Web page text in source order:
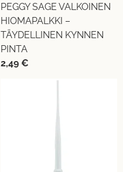
PEGGY SAGE VALKOINEN
HIOMAPALKKI –
TÄYDELLINEN KYNNEN
PINTA
2,49 €